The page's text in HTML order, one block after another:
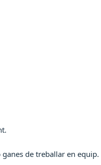
de treballar en equip.